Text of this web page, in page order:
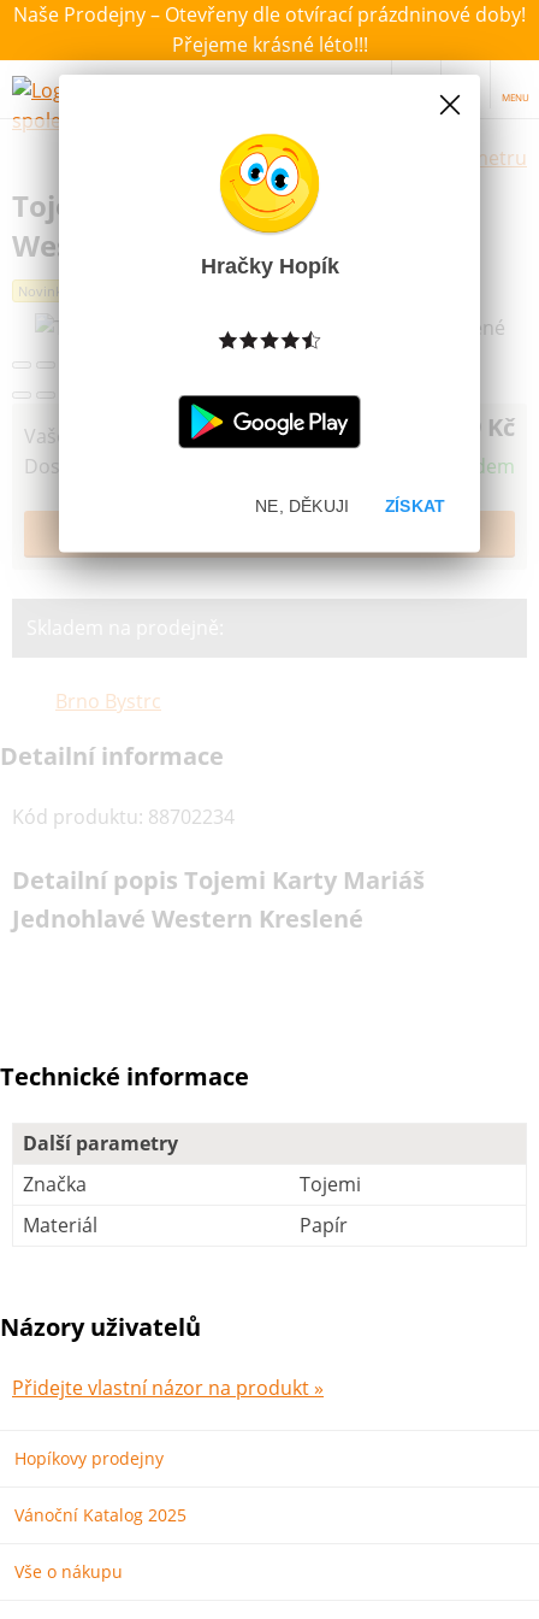
Naše Prodejny – Otevřeny dle otvírací prázdninové doby!
Přejeme krásné léto!!!
MENU
Výběr hraček dle zvoleného parametru
Tojemi Karty Mariáš Jednohlavé
Western Kreslené
Novinka
Vaše cena 69 Kč
Dostupnost Skladem
Brno Bystrc
Detailní informace
Kód produktu: 88702234
Detailní popis Tojemi Karty Mariáš
Jednohlavé Western Kreslené
Technické informace
Další parametry
Značka
Tojemi
Materiál
Papír
Názory uživatelů
Přidejte vlastní názor na produkt »
Hopíkovy prodejny
Vánoční Katalog 2025
Vše o nákupu
Hračky Hopík
ZÍSKAT
NE, DĚKUJI